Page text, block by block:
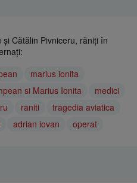
Cătălin Pivniceru, răniţi în
marius ionita
si Marius Ionita
medici
raniti
tragedia aviatica
adrian iovan operat